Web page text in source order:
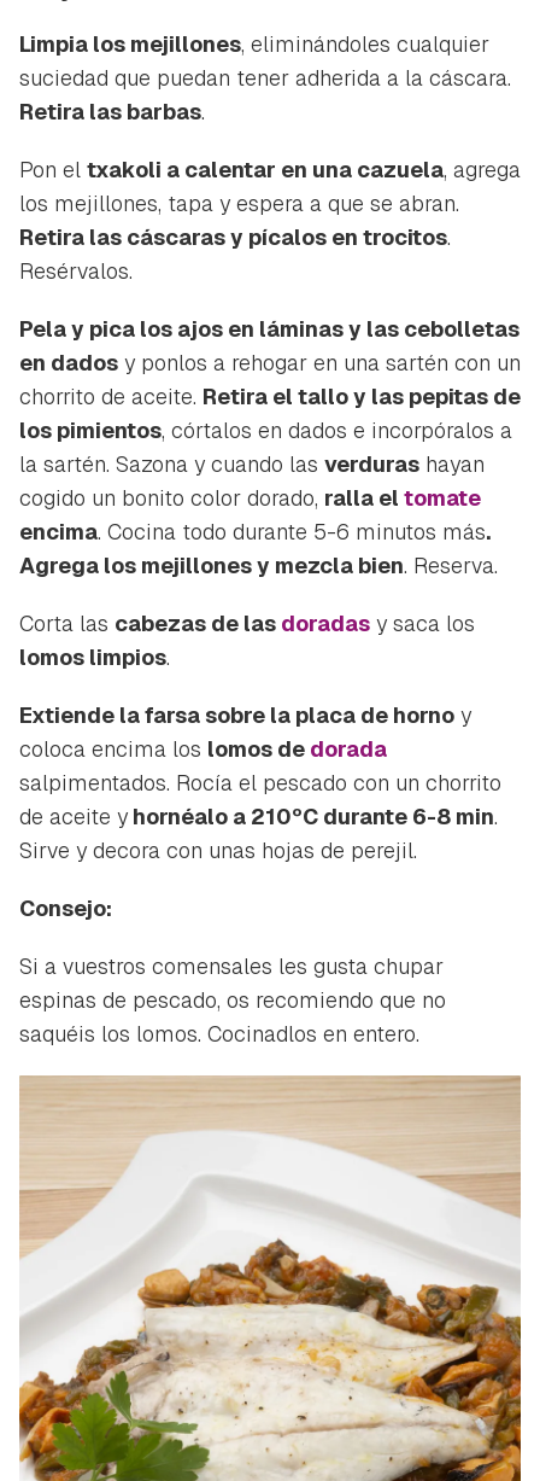
Limpia los mejillones, eliminándoles cualquier
suciedad que puedan tener adherida a la cáscara.
Retira las barbas.
Pon el txakoli a calentar en una cazuela, agrega
los mejillones, tapa y espera a que se abran.
Retira las cáscaras y pícalos en trocitos.
Resérvalos.
Pela y pica los ajos en láminas y las cebolletas
en dados y ponlos a rehogar en una sartén con un
chorrito de aceite. Retira el tallo y las pepitas de
los pimientos, córtalos en dados e incorpóralos a
la sartén. Sazona y cuando las verduras hayan
cogido un bonito color dorado, ralla el tomate
encima. Cocina todo durante 5-6 minutos más.
Agrega los mejillones y mezcla bien. Reserva.
Corta las cabezas de las doradas y saca los
lomos limpios.
Extiende la farsa sobre la placa de horno y
coloca encima los lomos de dorada
salpimentados. Rocía el pescado con un chorrito
de aceite y hornéalo a 210ºC durante 6-8 min.
Sirve y decora con unas hojas de perejil.
Consejo:
Si a vuestros comensales les gusta chupar
espinas de pescado, os recomiendo que no
saquéis los lomos. Cocinadlos en entero.